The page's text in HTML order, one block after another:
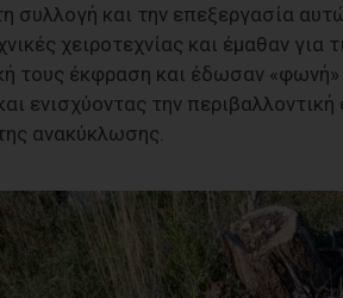
συλλογή και την επεξεργασία
χειροτεχνίας και έμαθαν
τους έκφραση και έδωσαν
ενισχύοντας την
ανακύκλωσης.